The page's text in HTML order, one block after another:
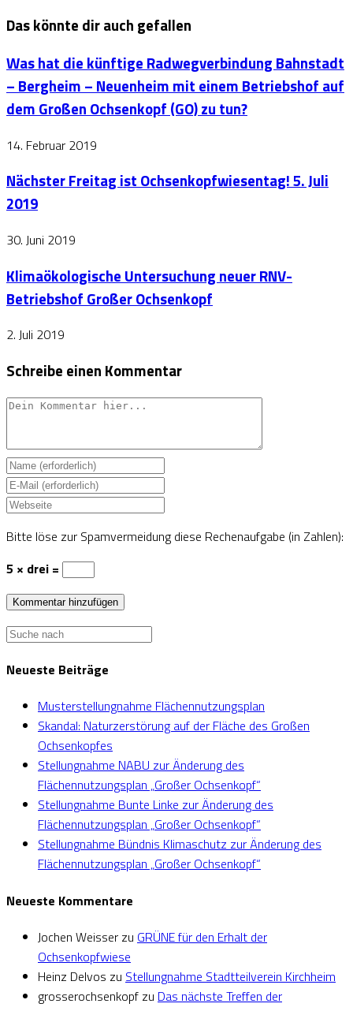
Das könnte dir auch gefallen
Was hat die künftige Radwegverbindung Bahnstadt
– Bergheim – Neuenheim mit einem Betriebshof auf
dem Großen Ochsenkopf (GO) zu tun?
14. Februar 2019
Nächster Freitag ist Ochsenkopfwiesentag! 5. Juli
2019
30. Juni 2019
Klimaökologische Untersuchung neuer RNV-
Betriebshof Großer Ochsenkopf
2. Juli 2019
Schreibe einen Kommentar
Bitte löse zur Spamvermeidung diese Rechenaufgabe (in Zahlen):
5 × drei =
Neueste Beiträge
Musterstellungnahme Flächennutzungsplan
Skandal: Naturzerstörung auf der Fläche des Großen
Ochsenkopfes
Stellungnahme NABU zur Änderung des
Flächennutzungsplan „Großer Ochsenkopf“
Stellungnahme Bunte Linke zur Änderung des
Flächennutzungsplan „Großer Ochsenkopf“
Stellungnahme Bündnis Klimaschutz zur Änderung des
Flächennutzungsplan „Großer Ochsenkopf“
Neueste Kommentare
Jochen Weisser zu GRÜNE für den Erhalt der
Ochsenkopfwiese
Heinz Delvos zu Stellungnahme Stadtteilverein Kirchheim
grosserochsenkopf zu Das nächste Treffen der